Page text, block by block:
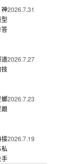
2026.7.31
道2026.7.27
2026.7.23
接2026.7.19